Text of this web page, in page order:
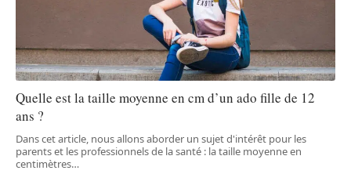
Quelle est la taille moyenne en cm d’un ado fille de 12
ans ?
Dans cet article, nous allons aborder un sujet d'intérêt pour les
parents et les professionnels de la santé : la taille moyenne en
centimètres…